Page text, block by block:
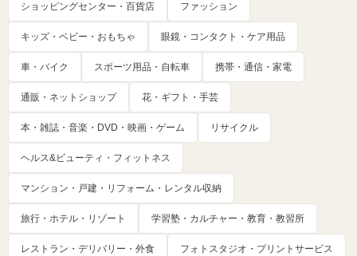
ショッピングセンター・百貨店 ファッション
キッズ・ベビー・おもちゃ 眼鏡・コンタクト・ケア用品
車・バイク スポーツ用品・自転車 携帯・通信・家電
通販・ネットショップ 花・ギフト・手芸
本・雑誌・音楽・DVD・映画・ゲーム リサイクル
ヘルス&ビューティ・フィットネス
マンション・戸建・リフォーム・レンタル収納
旅行・ホテル・リゾート 学習塾・カルチャー・教育・教習所
レストラン・デリバリー・外食 フォトスタジオ・プリントサービス